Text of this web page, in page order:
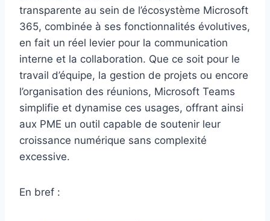
transparente au sein de l’écosystème Microsoft
365, combinée à ses fonctionnalités évolutives,
en fait un réel levier pour la communication
interne et la collaboration. Que ce soit pour le
travail d’équipe, la gestion de projets ou encore
l’organisation des réunions, Microsoft Teams
simplifie et dynamise ces usages, offrant ainsi
aux PME un outil capable de soutenir leur
croissance numérique sans complexité
excessive.
En bref :